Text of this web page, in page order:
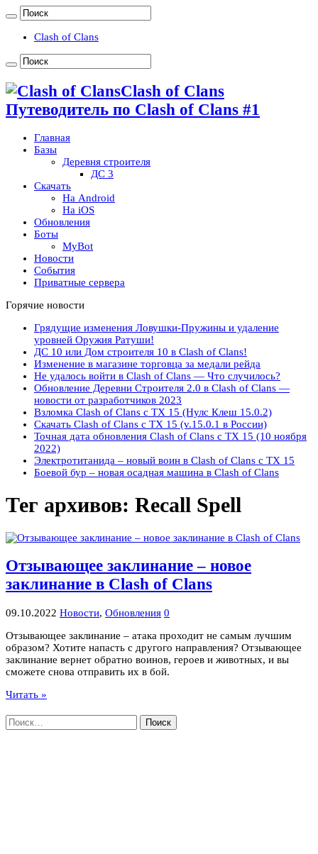
Clash of Clans
Clash of Clans
Путеводитель по Clash of Clans #1
Главная
Базы
Деревня строителя
ДС 3
Скачать
На Android
На iOS
Обновления
Боты
MyBot
Новости
События
Приватные сервера
Горячие новости
Грядущие изменения Ловушки-Пружины и удаление
уровней Оружия Ратуши!
ДС 10 или Дом строителя 10 в Clash of Clans!
Изменение в магазине торговца за медали рейда
Не удалось войти в Clash of Clans — Что случилось?
Обновление Деревни Строителя 2.0 в Clash of Clans —
новости от разработчиков 2023
Взломка Clash of Clans с ТХ 15 (Нулс Клеш 15.0.2)
Скачать Clash of Clans с ТХ 15 (v.15.0.1 в России)
Точная дата обновления Clash of Clans с ТХ 15 (10 ноября
2022)
Электротитанида – новый воин в Clash of Clans с ТХ 15
Боевой бур – новая осадная машина в Clash of Clans
Тег архивов: Recall Spell
Отзывающее заклинание – новое
заклинание в Clash of Clans
09.10.2022 Новости, Обновления 0
Отзывающее заклинание – атака проходит не самым лучшим
образом? Хотите напасть с другого направления? Отзывающее
заклинание вернет обратно воинов, героев и животных, и вы
сможете снова отправить их в бой.
Читать »
Найти: